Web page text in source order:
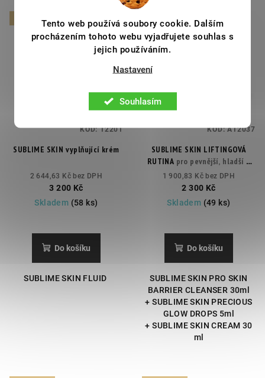
Tento web používá soubory cookie. Dalším
procházením tohoto webu vyjadřujete souhlas s
jejich používáním.
Nastavení
Souhlasím
LIFTING
SUBLIME SKIN vyplňující krém
2 644,63 Kč bez DPH
3 200 Kč
Skladem (58 ks)
Do košíku
SUBLIME SKIN FLUID
KÓD:12201
RUTINA
SUBLIME SKIN LIFTINGOVÁ
RUTINA pro pevnější, hladší a
zářivější pleť
1 900,83 Kč bez DPH
2 300 Kč
Skladem (49 ks)
Do košíku
SUBLIME SKIN PRO SKIN
BARRIER CLEANSER 30ml
+ SUBLIME SKIN PRECIOUS
GLOW DROPS 5ml
+ SUBLIME SKIN CREAM 30
ml
KÓD:A12037